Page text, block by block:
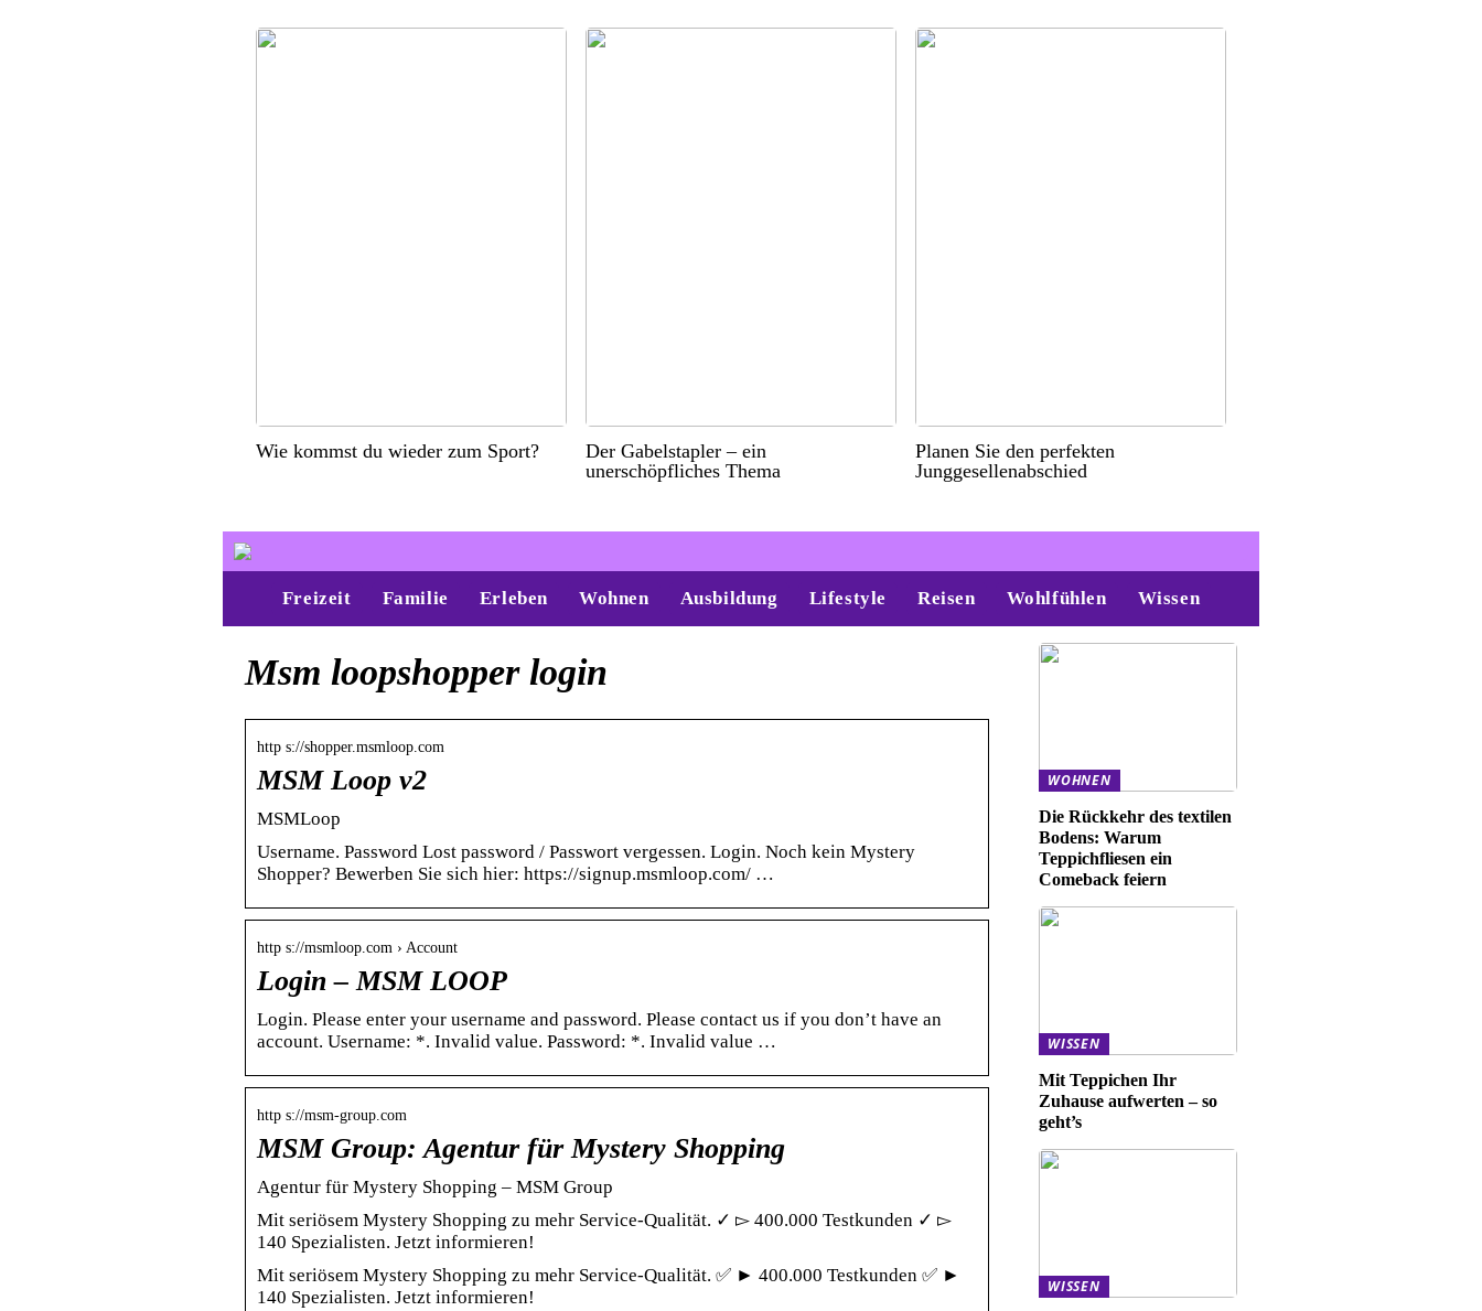
Wie kommst du wieder zum Sport?
Der Gabelstapler – ein
unerschöpfliches Thema
Planen Sie den perfekten
Junggesellenabschied
Freizeit Familie Erleben Wohnen Ausbildung Lifestyle Reisen Wohlfühlen Wissen
Msm loopshopper login
http s://shopper.msmloop.com
MSM Loop v2
MSMLoop
Username. Password Lost password / Passwort vergessen. Login. Noch kein Mystery
Shopper? Bewerben Sie sich hier: https://signup.msmloop.com/ …
http s://msmloop.com › Account
Login – MSM LOOP
Login. Please enter your username and password. Please contact us if you don’t have an
account. Username: *. Invalid value. Password: *. Invalid value …
http s://msm-group.com
MSM Group: Agentur für Mystery Shopping
Agentur für Mystery Shopping – MSM Group
Mit seriösem Mystery Shopping zu mehr Service-Qualität. ✓ ▻ 400.000 Testkunden ✓ ▻
140 Spezialisten. Jetzt informieren!
Mit seriösem Mystery Shopping zu mehr Service-Qualität. ✅ ► 400.000 Testkunden ✅ ►
140 Spezialisten. Jetzt informieren!
WOHNEN
Die Rückkehr des textilen
Bodens: Warum
Teppichfliesen ein
Comeback feiern
WISSEN
Mit Teppichen Ihr
Zuhause aufwerten – so
geht’s
WISSEN